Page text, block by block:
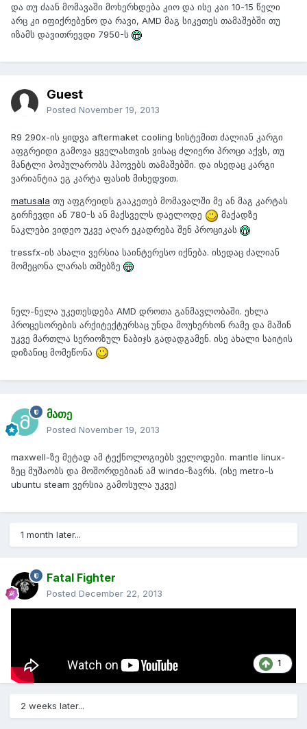
და თუ ძაან მომავაში მოხერხდება კიო და ისე კაი 10-15 წელი
არც კი იფიქრებენო და რავი, AMD მაგ სიკეთეს თამაშებში თუ
იზამს დავითრევდი 7950-ს
Guest
Posted November 19, 2013
R9 290x-ის ყიდვა aftermaket cooling სისტემით ძალიან კარგი
აფგრეიდი გამოვა ყველასთვის ვისაც ძლიერი პროცი აქვს, თუ
მანტლი პოპულარობს ჰპოვებს თამაშებში. და ისედაც კარგი
ვარიანტია ეგ კარტა ფასის მიხედვით.
matusala თუ აფგრეიდს გააკეთებ მომავალში მე ან მაგ კარტას
გირჩევდი ან 780-ს ან მაქსველს დაელოდე
მაქადზე
ნაკლები ვიდეო უკვე აღარ ეკადრება შენ პროციკას
tressfx-ის ახალი ვერსია საინტერესო იქნება. ისედაც ძალიან
მომეცონა ლარას თმებზე
ნელ-ნელა უკეთესდება AMD დროთა განმავლობაში. ეხლა
პროცესორების არქიტექტურსაც უნდა მოუხერხონ რამე და მაშინ
უკვე მართლა სერიოზულ ნაბიჯს გადადგამენ. ისე ახალი საიტის
დიზანიც მომეწონა
მათე
Posted November 19, 2013
maxwell-ზე მეტად ამ ტექნოლოგიებს ველოდები. mantle linux-
ზეც მუშაობს და მოშორდებიან ამ windo-ზავრს. (ისე metro-ს
ubuntu steam ვერსია გამოსულა უკვე)
1 month later...
Fatal Fighter
Posted December 22, 2013
1
2 weeks later...